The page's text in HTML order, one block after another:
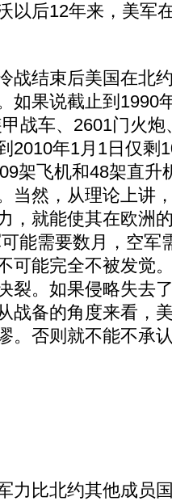
以后12年来，美军
结束后美国在北
如果说截止到1990
战车、2601门火
2010年1月1日仅剩
架飞机和48架直升
当然，从理论上讲
，就能使其在欧洲
能需要数月，空军
可能完全不被发觉
裂。如果侵略失去
战备的角度来看，
。否则就不能不承
比北约其他成员